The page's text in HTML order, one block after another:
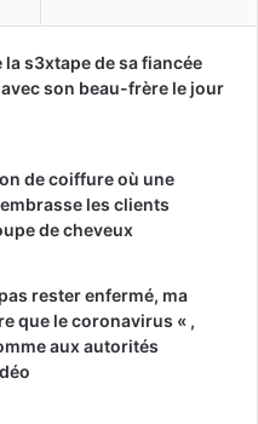
la s3xtape de sa fiancée
son beau-frère le jour
de coiffure où une
les clients
de cheveux
rester enfermé, ma
que le coronavirus « ,
aux autorités